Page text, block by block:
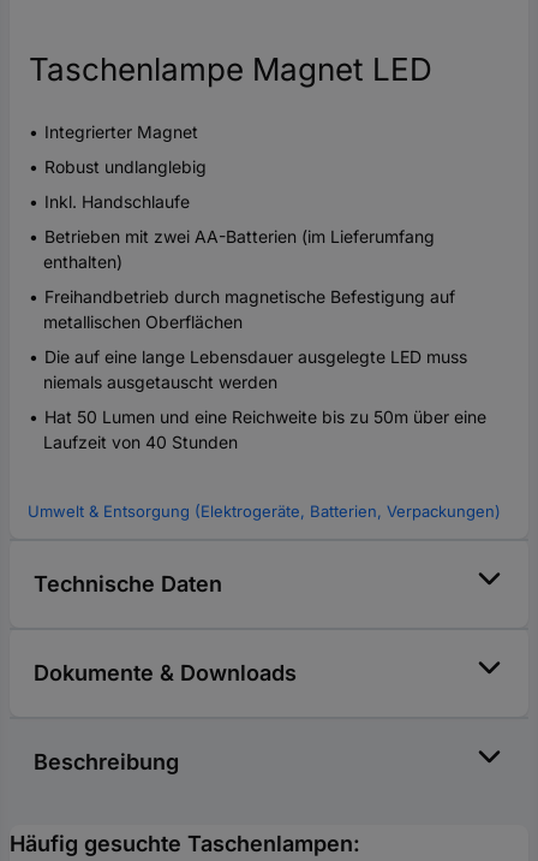
Taschenlampe Magnet LED
Integrierter Magnet
Robust undlanglebig
Inkl. Handschlaufe
Betrieben mit zwei AA-Batterien (im Lieferumfang
enthalten)
Freihandbetrieb durch magnetische Befestigung auf
metallischen Oberflächen
Die auf eine lange Lebensdauer ausgelegte LED muss
niemals ausgetauscht werden
Hat 50 Lumen und eine Reichweite bis zu 50m über eine
Laufzeit von 40 Stunden
Umwelt & Entsorgung (Elektrogeräte, Batterien, Verpackungen)
Technische Daten
Dokumente & Downloads
Beschreibung
Häufig gesuchte Taschenlampen: